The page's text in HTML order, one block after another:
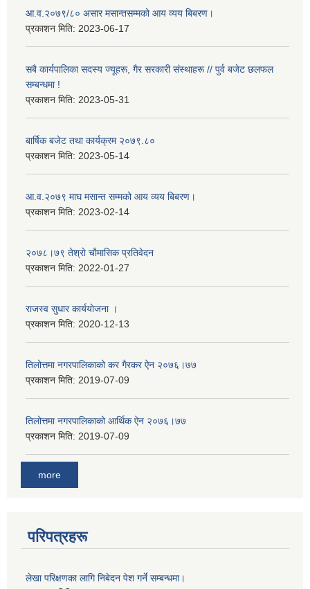
आ.व.२०७९/८० असार मसान्तसम्मको आय व्यय बिबरण।
प्रकाशन मिति: 2023-06-17
सबै कार्यपालिका सदस्य ज्यूहरू, गैर सरकारी संस्थाहरू // पुर्व बजेट छलफल
सम्बन्धमा !
प्रकाशन मिति: 2023-05-31
बार्षिक बजेट तथा कार्यक्रम २०७९.८०
प्रकाशन मिति: 2023-05-14
आ.व.२०७९ माघ मसान्त सम्मको आय व्यय बिबरण।
प्रकाशन मिति: 2023-02-14
२०७८।७९ तेश्राे चाैमासिक प्रतिवेदन
प्रकाशन मिति: 2022-01-27
राजस्व सुधार कार्ययाेजना ।
प्रकाशन मिति: 2020-12-13
तिलोत्तमा नगरपालिकाको कर गैरकर ऐन २०७६।७७
प्रकाशन मिति: 2019-07-09
तिलोत्तमा नगरपालिकाको आर्थिक ऐन २०७६।७७
प्रकाशन मिति: 2019-07-09
more
परिपत्रहरू
लेखा परिक्षणका लागि निबेदन पेश गर्ने सम्बन्धमा।